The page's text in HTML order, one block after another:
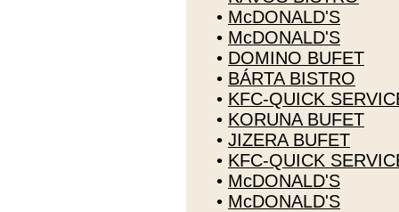
• McDONALD'S
• McDONALD'S
• DOMINO BUFET
• BÁRTA BISTRO
• KFC-QUICK
• KORUNA BUFET
• JIZERA BUFET
• KFC-QUICK
• McDONALD'S
• McDONALD'S